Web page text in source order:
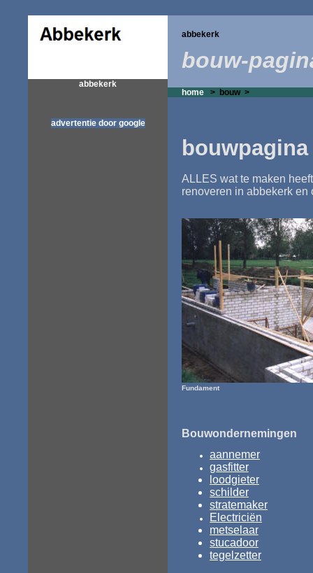
abbekerk
advertentie door google
abbekerk
bouw-
home > bouw >
ALLES wat te maken
renoveren in abbekerk en
Fundament
Bouwondernemingen
aannemer
gasfitter
loodgieter
schilder
stratemaker
Electriciën
metselaar
stucadoor
tegelzetter